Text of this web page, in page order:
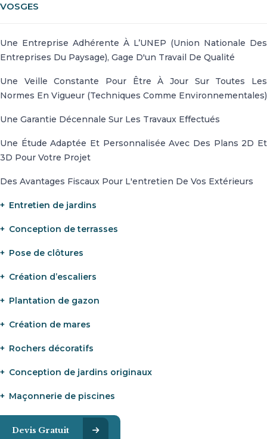
VOSGES
Une Entreprise Adhérente À L’UNEP (Union Nationale Des
Entreprises Du Paysage), Gage D'un Travail De Qualité
Une Veille Constante Pour Être À Jour Sur Toutes Les
Normes En Vigueur (techniques Comme Environnementales)
Une Garantie Décennale Sur Les Travaux Effectués
Une Étude Adaptée Et Personnalisée Avec Des Plans 2D Et
3D Pour Votre Projet
Des Avantages Fiscaux Pour L'entretien De Vos Extérieurs
Entretien de jardins
Conception de terrasses
Pose de clôtures
Création d’escaliers
Plantation de gazon
Création de mares
Rochers décoratifs
Conception de jardins originaux
Maçonnerie de piscines
Devis Gratuit